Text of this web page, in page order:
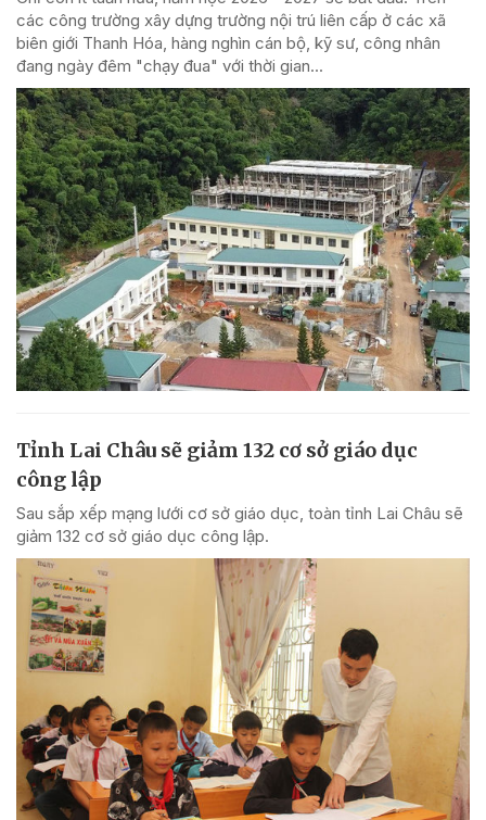
các công trường xây dựng trường nội trú liên cấp ở các xã
biên giới Thanh Hóa, hàng nghìn cán bộ, kỹ sư, công nhân
đang ngày đêm "chạy đua" với thời gian...
Tỉnh Lai Châu sẽ giảm 132 cơ sở giáo dục
công lập
Sau sắp xếp mạng lưới cơ sở giáo dục, toàn tỉnh Lai Châu sẽ
giảm 132 cơ sở giáo dục công lập.